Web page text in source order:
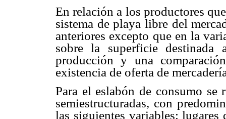
En relación a los productores
sistema de playa libre del
anteriores excepto que en la
sobre la superficie
producción y una
existencia de oferta de
Para el eslabón de consumo se
semiestructuradas, con
las siguientes variables: